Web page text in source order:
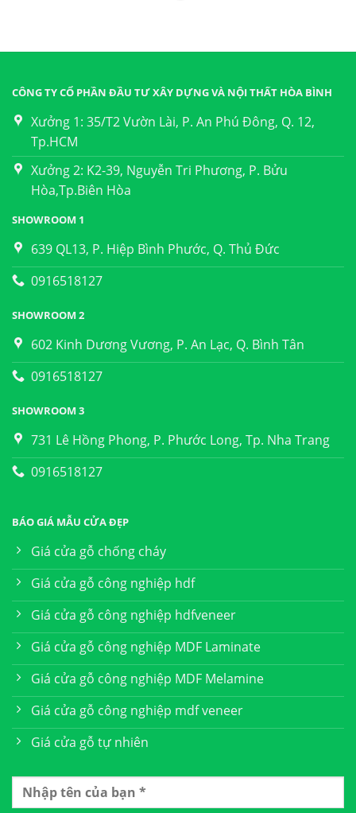
CÔNG TY CỔ PHẦN ĐẦU TƯ XÂY DỰNG VÀ NỘI THẤT HÒA BÌNH
Xưởng 1: 35/T2 Vườn Lài, P. An Phú Đông, Q. 12,
Tp.HCM
Xưởng 2: K2-39, Nguyễn Tri Phương, P. Bửu
Hòa,Tp.Biên Hòa
SHOWROOM 1
639 QL13, P. Hiệp Bình Phước, Q. Thủ Đức
0916518127
SHOWROOM 2
602 Kinh Dương Vương, P. An Lạc, Q. Bình Tân
0916518127
SHOWROOM 3
731 Lê Hồng Phong, P. Phước Long, Tp. Nha Trang
0916518127
BÁO GIÁ MẪU CỬA ĐẸP
Giá cửa gỗ chống cháy
Giá cửa gỗ công nghiệp hdf
Giá cửa gỗ công nghiệp hdfveneer
Giá cửa gỗ công nghiệp MDF Laminate
Giá cửa gỗ công nghiệp MDF Melamine
Giá cửa gỗ công nghiệp mdf veneer
Giá cửa gỗ tự nhiên